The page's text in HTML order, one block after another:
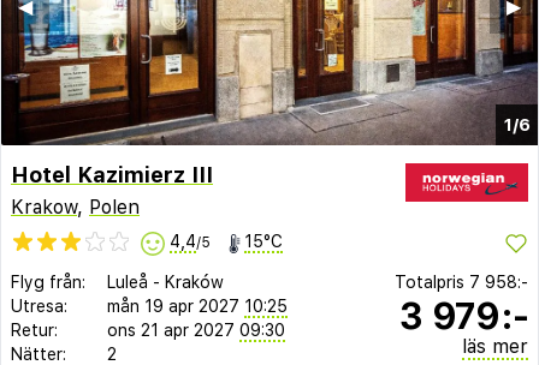
1/6
▶︎
◀︎
Hotel Kazimierz III
Krakow, Polen
4,4/5 15°C
Flyg från: Luleå - Kraków
Utresa:
mån 19 apr 2027 10:25
Retur:
ons 21 apr 2027 09:30
Nätter:
2
Totalpris 7 958:-
3 979:-
läs mer